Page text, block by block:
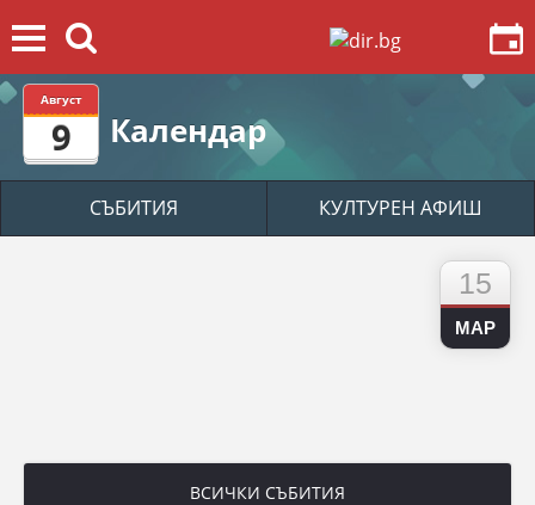
Август
9 Календар
СЪБИТИЯ КУЛТУРЕН АФИШ
15
МАР
ВСИЧКИ СЪБИТИЯ